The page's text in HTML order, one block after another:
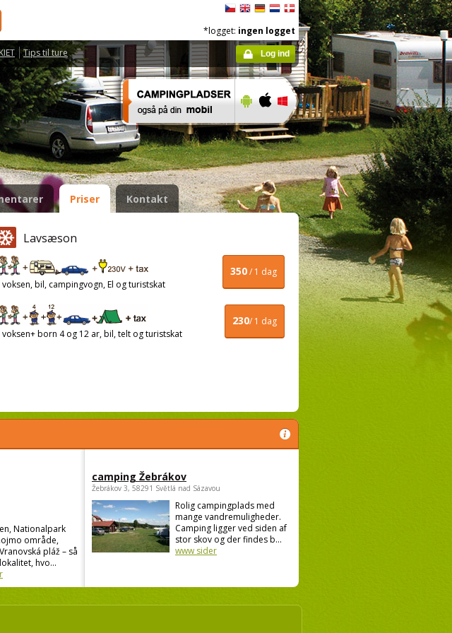
Tips til ture
*logget: ingen logget
Log ind
Priser Kontakt
Lavsæson
350/ 1 dag
voksen, bil, campingvogn, El og turistskat
230/ 1 dag
voksen+ born 4 og 12 ar, bil, telt og turistskat
Nationalpark
område,
pláž – så
hvo...
camping Žebrákov
Žebrákov 3, 58291 Světlá nad Sázavou
Rolig campingplads med
mange vandremuligheder.
Camping ligger ved siden af
stor skov og der findes b...
www sider